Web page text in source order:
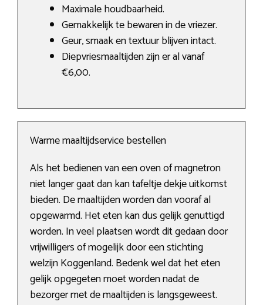
Maximale houdbaarheid.
Gemakkelijk te bewaren in de vriezer.
Geur, smaak en textuur blijven intact.
Diepvriesmaaltijden zijn er al vanaf
€6,00.
Warme maaltijdservice bestellen
Als het bedienen van een oven of magnetron
niet langer gaat dan kan tafeltje dekje uitkomst
bieden. De maaltijden worden dan vooraf al
opgewarmd. Het eten kan dus gelijk genuttigd
worden. In veel plaatsen wordt dit gedaan door
vrijwilligers of mogelijk door een stichting
welzijn Koggenland. Bedenk wel dat het eten
gelijk opgegeten moet worden nadat de
bezorger met de maaltijden is langsgeweest.